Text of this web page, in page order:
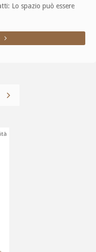
Lo spazio può essere